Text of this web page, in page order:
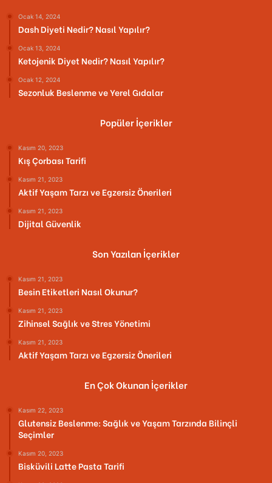
Ocak 14, 2024
Dash Diyeti Nedir? Nasıl Yapılır?
Ocak 13, 2024
Ketojenik Diyet Nedir? Nasıl Yapılır?
Ocak 12, 2024
Sezonluk Beslenme ve Yerel Gıdalar
Popüler İçerikler
Kasım 20, 2023
Kış Çorbası Tarifi
Kasım 21, 2023
Aktif Yaşam Tarzı ve Egzersiz Önerileri
Kasım 21, 2023
Dijital Güvenlik
Son Yazılan İçerikler
Kasım 21, 2023
Besin Etiketleri Nasıl Okunur?
Kasım 21, 2023
Zihinsel Sağlık ve Stres Yönetimi
Kasım 21, 2023
Aktif Yaşam Tarzı ve Egzersiz Önerileri
En Çok Okunan İçerikler
Kasım 22, 2023
Glutensiz Beslenme: Sağlık ve Yaşam Tarzında Bilinçli
Seçimler
Kasım 20, 2023
Bisküvili Latte Pasta Tarifi